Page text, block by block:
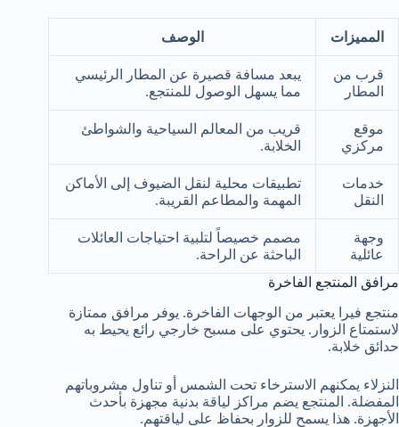
المميزات الوصف
قرب من
المطار
يبعد مسافة قصيرة عن المطار الرئيسي
مما يسهل الوصول للمنتجع.
موقع
مركزي
قريب من المعالم السياحية والشواطئ
الخلابة.
خدمات
النقل
تطبيقات محلية لنقل الضيوف إلى الأماكن
المهمة والمطاعم القريبة.
وجهة
عائلية
مصمم خصيصاً لتلبية احتياجات العائلات
الباحثة عن الراحة.
مرافق المنتجع الفاخرة
منتجع فيرا يعتبر من الوجهات الفاخرة. يوفر مرافق ممتازة
لاستمتاع الزوار. يحتوي على مسبح خارجي رائع يحيط به
حدائق خلابة.
النزلاء يمكنهم الاسترخاء تحت الشمس أو تناول مشروباتهم
المفضلة. المنتجع يضم مراكز لياقة بدنية مجهزة بأحدث
الأجهزة. هذا يسمح للزوار بحفاظ على لياقتهم.